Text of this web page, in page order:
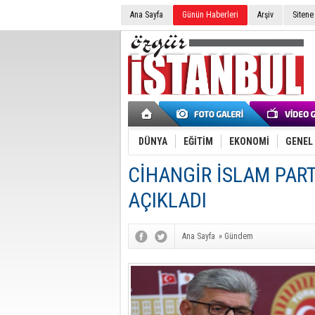
Ana Sayfa Günün Haberleri Arşiv
DÜNYA EĞİTİM EKONOMİ GENEL
CİHANGİR İSLAM
AÇIKLADI
Ana Sayfa » Gündem